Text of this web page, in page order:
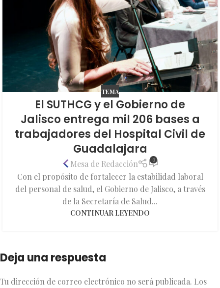
TEMA
El SUTHCG y el Gobierno de
Jalisco entrega mil 206 bases a
trabajadores del Hospital Civil de
Guadalajara
Mesa de Redacción 0
Con el propósito de fortalecer la estabilidad laboral
del personal de salud, el Gobierno de Jalisco, a través
de la Secretaría de Salud...
CONTINUAR LEYENDO
Deja una respuesta
Tu dirección de correo electrónico no será publicada. Los